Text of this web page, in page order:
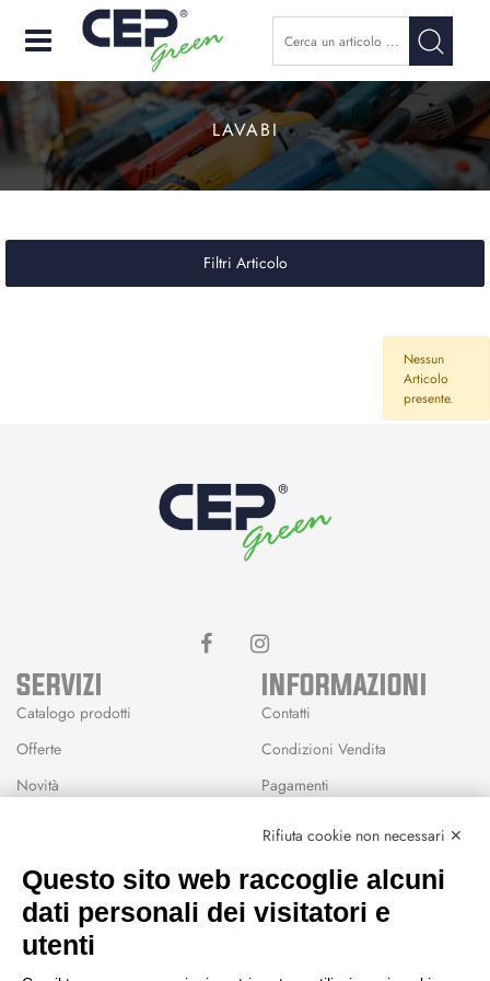
Open
LAVABI
Filtri Articolo
Nessun
Articolo
presente.
SERVIZI
Catalogo prodotti
Offerte
Novità
Wishlist
INFORMAZIONI
Contatti
Condizioni Vendita
Pagamenti
CEP GREEN
Rifiuta cookie non necessari ✕
Questo sito web raccoglie alcuni
dati personali dei visitatori e
utenti